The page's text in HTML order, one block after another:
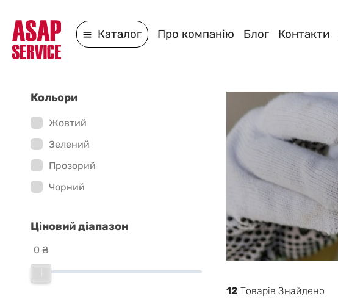
Каталог Про компанію Блог Контакти
Кольори
Жовтий
Зелений
Прозорий
Чорний
Ціновий діапазон
0 ₴
12 Товарiв Знайдено